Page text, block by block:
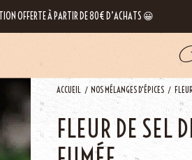
OFFERTE À PARTIR DE 80€ D’ACHATS 😀
ACCUEIL NOS MÉLANGES D'ÉPICES
FLEUR DE SEL